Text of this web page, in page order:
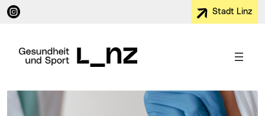
Instagram (neues Fenster) Stadt Linz